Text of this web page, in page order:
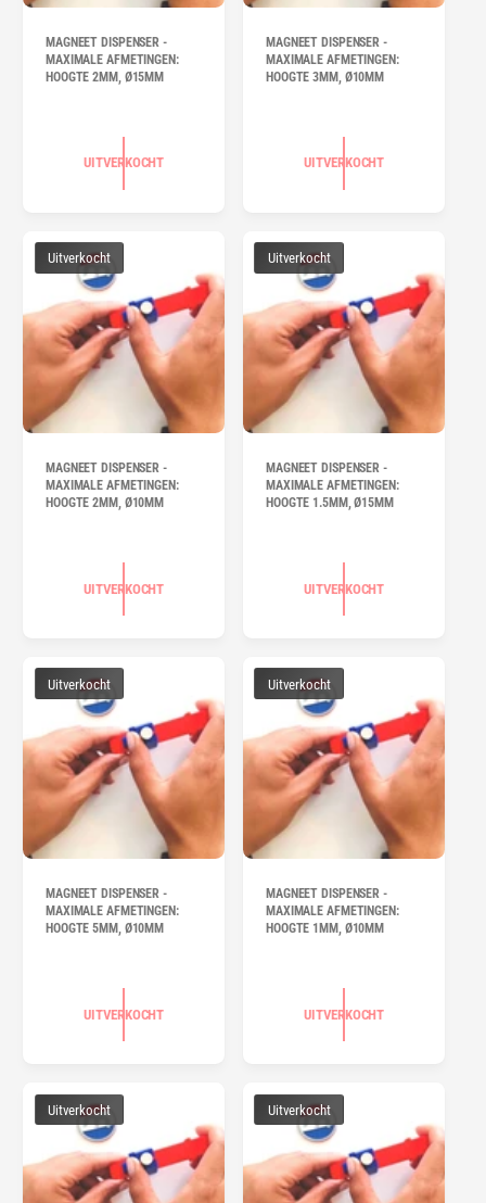
MAGNEET DISPENSER -
MAXIMALE AFMETINGEN:
HOOGTE 2MM, Ø15MM
UITVERKOCHT
MAGNEET DISPENSER -
MAXIMALE AFMETINGEN:
HOOGTE 3MM, Ø10MM
UITVERKOCHT
Uitverkocht
MAGNEET DISPENSER -
MAXIMALE AFMETINGEN:
HOOGTE 2MM, Ø10MM
UITVERKOCHT
Uitverkocht
MAGNEET DISPENSER -
MAXIMALE AFMETINGEN:
HOOGTE 1.5MM, Ø15MM
UITVERKOCHT
Uitverkocht
MAGNEET DISPENSER -
MAXIMALE AFMETINGEN:
HOOGTE 5MM, Ø10MM
UITVERKOCHT
Uitverkocht
MAGNEET DISPENSER -
MAXIMALE AFMETINGEN:
HOOGTE 1MM, Ø10MM
UITVERKOCHT
Uitverkocht Uitverkocht